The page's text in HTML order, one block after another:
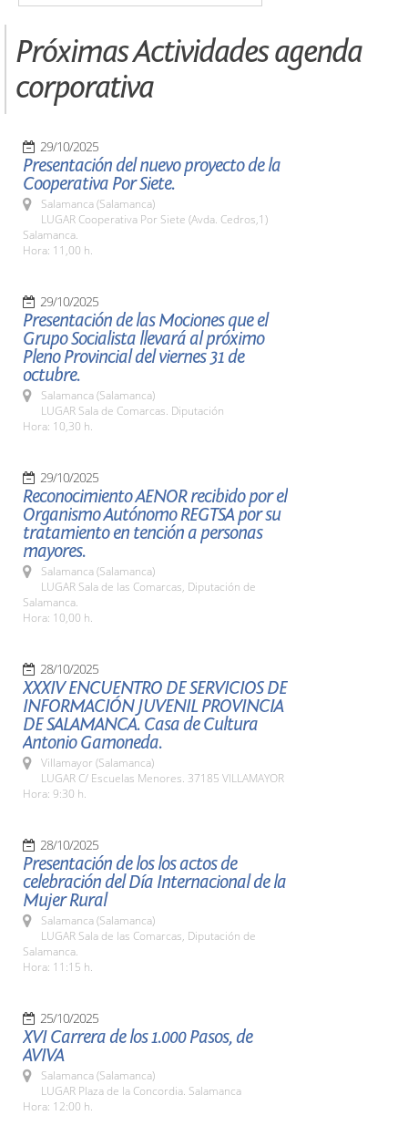
Próximas Actividades agenda
corporativa
29/10/2025
Presentación del nuevo proyecto de la
Cooperativa Por Siete.
Salamanca (Salamanca)
LUGAR Cooperativa Por Siete (Avda. Cedros,1)
Salamanca.
Hora: 11,00 h.
29/10/2025
Presentación de las Mociones que el
Grupo Socialista llevará al próximo
Pleno Provincial del viernes 31 de
octubre.
Salamanca (Salamanca)
LUGAR Sala de Comarcas. Diputación
Hora: 10,30 h.
29/10/2025
Reconocimiento AENOR recibido por el
Organismo Autónomo REGTSA por su
tratamiento en tención a personas
mayores.
Salamanca (Salamanca)
LUGAR Sala de las Comarcas, Diputación de
Salamanca.
Hora: 10,00 h.
28/10/2025
XXXIV ENCUENTRO DE SERVICIOS DE
INFORMACIÓN JUVENIL PROVINCIA
DE SALAMANCA. Casa de Cultura
Antonio Gamoneda.
Villamayor (Salamanca)
LUGAR C/ Escuelas Menores. 37185 VILLAMAYOR
Hora: 9:30 h.
28/10/2025
Presentación de los los actos de
celebración del Día Internacional de la
Mujer Rural
Salamanca (Salamanca)
LUGAR Sala de las Comarcas, Diputación de
Salamanca.
Hora: 11:15 h.
25/10/2025
XVI Carrera de los 1.000 Pasos, de
AVIVA
Salamanca (Salamanca)
LUGAR Plaza de la Concordia. Salamanca
Hora: 12:00 h.